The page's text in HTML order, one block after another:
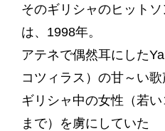
そのギリシャのヒット
は、1998年。
アテネで偶然耳にした
コツィラス）の甘～い歌
ギリシャ中の女性（若
まで）を虜にしていた